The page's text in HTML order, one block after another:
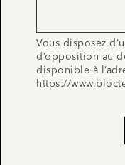
Vous disposez
d’opposition au
disponible à
https://